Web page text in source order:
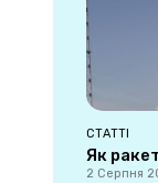
СТАТТІ
Як
2 Серпня